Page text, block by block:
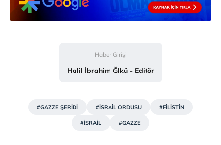
Haber Girişi
Halil İbrahim Ğlkü - Editör
#GAZZE ŞERİDİ #İSRAİL ORDUSU #FİLİSTİN
#İSRAİL #GAZZE